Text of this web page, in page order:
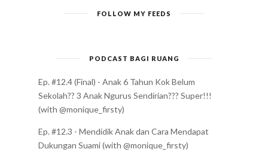
FOLLOW MY FEEDS
PODCAST BAGI RUANG
Ep. #12.4 (Final) - Anak 6 Tahun Kok Belum
Sekolah?? 3 Anak Ngurus Sendirian??? Super!!!
(with @monique_firsty)
Ep. #12.3 - Mendidik Anak dan Cara Mendapat
Dukungan Suami (with @monique_firsty)